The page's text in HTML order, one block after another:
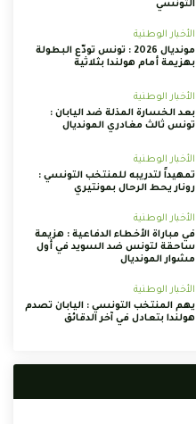
التونسي
الأخبار الوطنية
مونديال 2026 : تونس تودّع البطولة
بهزيمة أمام هولندا بثلاثية
الأخبار الوطنية
بعد الخسارة المذلة ضد اليابان :
تونس ثالث مغادري المونديال
الأخبار الوطنية
تمهيداً لتدريبه للمنتخب التونسي :
رونار يحط الرحال بمونتيري
الأخبار الوطنية
في مباراة الأخطاء الدفاعية : هزيمة
ساحقة لتونس ضد السويد في أول
مشوار المونديال
الأخبار الوطنية
يهم المنتخب التونسي : اليابان تصدم
هولندا بتعادل في آخر الدقائق